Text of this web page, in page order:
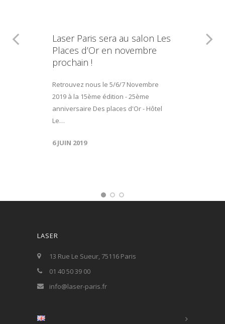
Laser Paris sera au salon Les
Places d’Or en novembre
prochain !
Retrouvez nous le 5/6/7 Novembre
2019 à la 15ème édition - 25ème
anniversaire Des places d'Or - Hôtel
Le…
6 JUIN 2019
LASER
13 Rue Le Sueur, 75116 Paris
01 40 50 39 00
info@laser-paris.fr